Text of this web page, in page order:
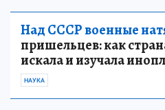
Над СССР военные
пришельцев: как
искала и изучала
НАУКА